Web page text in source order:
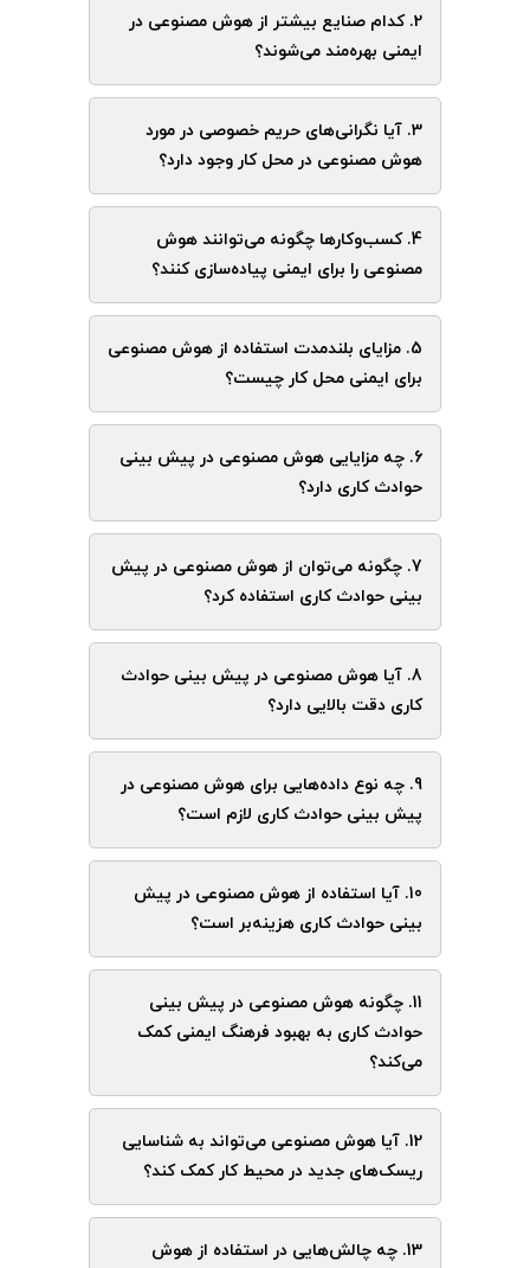
2. کدام صنایع بیشتر از هوش مصنوعی در
ایمنی بهره‌مند می‌شوند؟
3. آیا نگرانی‌های حریم خصوصی در مورد
هوش مصنوعی در محل کار وجود دارد؟
4. کسب‌وکارها چگونه می‌توانند هوش
مصنوعی را برای ایمنی پیاده‌سازی کنند؟
5. مزایای بلندمدت استفاده از هوش مصنوعی
برای ایمنی محل کار چیست؟
6. چه مزایایی هوش مصنوعی در پیش بینی
حوادث کاری دارد؟
7. چگونه می‌توان از هوش مصنوعی در پیش
بینی حوادث کاری استفاده کرد؟
8. آیا هوش مصنوعی در پیش بینی حوادث
کاری دقت بالایی دارد؟
9. چه نوع داده‌هایی برای هوش مصنوعی در
پیش بینی حوادث کاری لازم است؟
10. آیا استفاده از هوش مصنوعی در پیش
بینی حوادث کاری هزینه‌بر است؟
11. چگونه هوش مصنوعی در پیش بینی
حوادث کاری به بهبود فرهنگ ایمنی کمک
می‌کند؟
12. آیا هوش مصنوعی می‌تواند به شناسایی
ریسک‌های جدید در محیط کار کمک کند؟
13. چه چالش‌هایی در استفاده از هوش